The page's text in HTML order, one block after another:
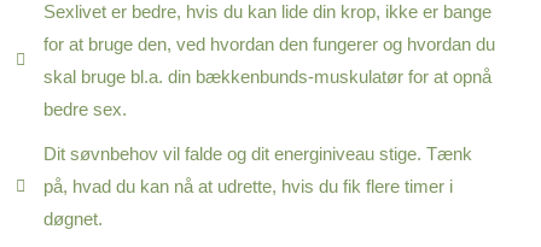
Sexlivet er bedre, hvis du kan lide din krop, ikke er bange
for at bruge den, ved hvordan den fungerer og hvordan du
skal bruge bl.a. din bækkenbunds-muskulatør for at opnå
bedre sex.
Dit søvnbehov vil falde og dit energiniveau stige. Tænk
på, hvad du kan nå at udrette, hvis du fik flere timer i
døgnet.